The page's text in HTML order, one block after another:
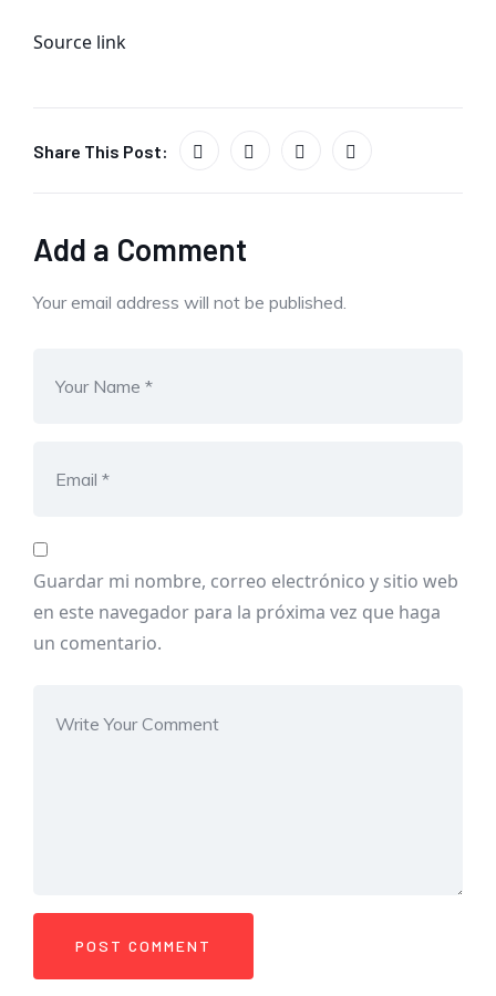
Source link
Share This Post:
Add a Comment
Your email address will not be published.
Guardar mi nombre, correo electrónico y sitio web
en este navegador para la próxima vez que haga
un comentario.